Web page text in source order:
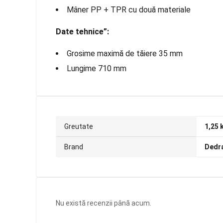
Mâner PP + TPR cu două materiale
Date tehnice”:
Grosime maximă de tăiere 35 mm
Lungime 710 mm
Greutate 1,25
Brand
Nu există recenzii până acum.